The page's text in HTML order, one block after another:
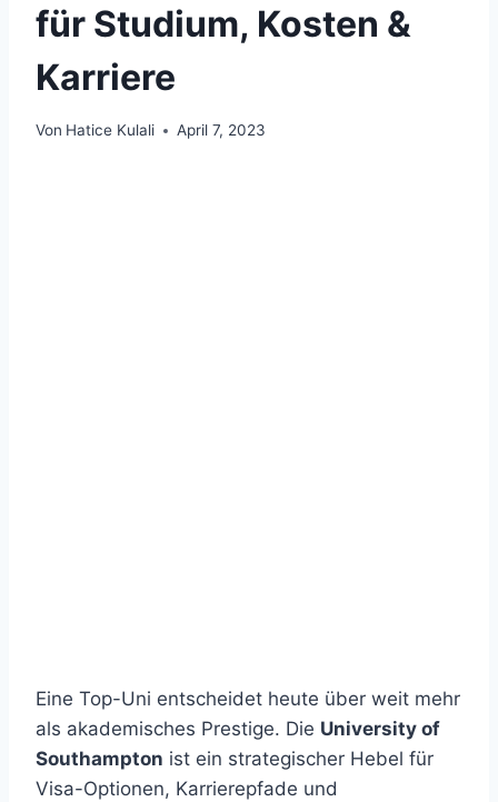
für Studium, Kosten &
Karriere
Von Hatice Kulali April 7, 2023
Eine Top-Uni entscheidet heute über weit mehr
als akademisches Prestige. Die University of
Southampton ist ein strategischer Hebel für
Visa-Optionen, Karrierepfade und